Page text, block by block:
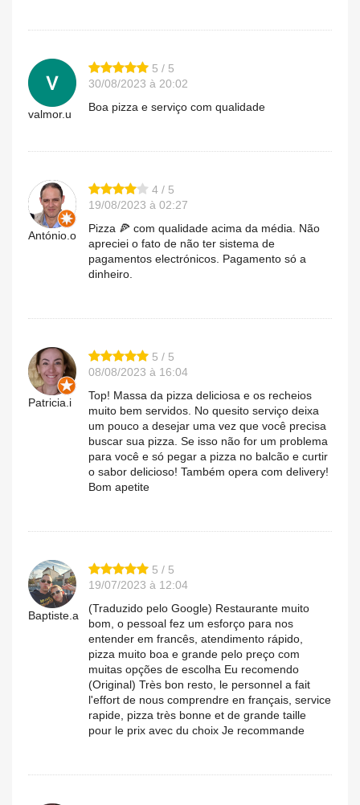
valmor.u
5 / 5
30/08/2023 à 20:02
Boa pizza e serviço com qualidade
António.o
4 / 5
19/08/2023 à 02:27
Pizza 🍕 com qualidade acima da média. Não
apreciei o fato de não ter sistema de
pagamentos electrónicos. Pagamento só a
dinheiro.
Patricia.i
5 / 5
08/08/2023 à 16:04
Top! Massa da pizza deliciosa e os recheios
muito bem servidos. No quesito serviço deixa
um pouco a desejar uma vez que você precisa
buscar sua pizza. Se isso não for um problema
para você e só pegar a pizza no balcão e curtir
o sabor delicioso! Também opera com delivery!
Bom apetite
Baptiste.a
5 / 5
19/07/2023 à 12:04
(Traduzido pelo Google) Restaurante muito
bom, o pessoal fez um esforço para nos
entender em francês, atendimento rápido,
pizza muito boa e grande pelo preço com
muitas opções de escolha Eu recomendo
(Original) Très bon resto, le personnel a fait
l'effort de nous comprendre en français, service
rapide, pizza très bonne et de grande taille
pour le prix avec du choix Je recommande